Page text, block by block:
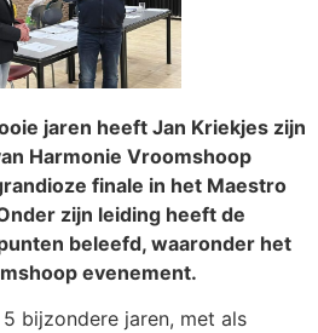
jaren heeft Jan Kriekjes zijn
Harmonie Vroomshoop
finale in het Maestro
zijn leiding heeft de
beleefd, waaronder het
evenement.
bijzondere jaren, met als